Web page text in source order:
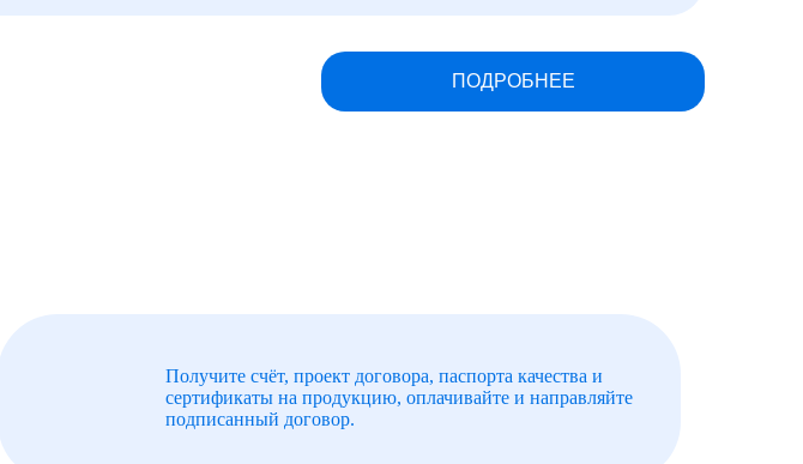
ПОДРОБНЕЕ
Получите счёт, проект договора, паспорта качества и
сертификаты на продукцию, оплачивайте и направляйте
подписанный договор.